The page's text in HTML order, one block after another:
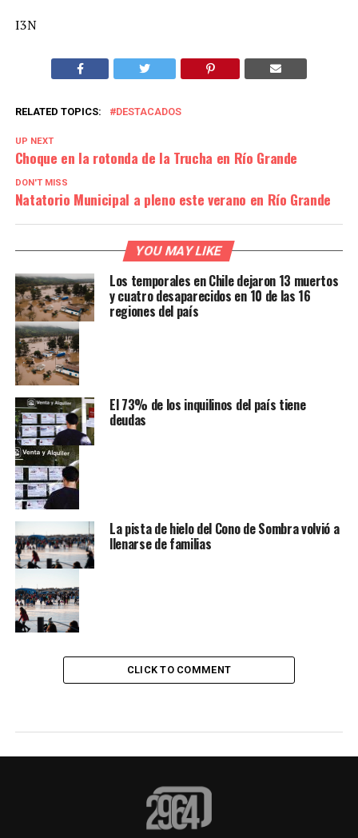
I3N
RELATED TOPICS: DESTACADOS
UP NEXT
Choque en la rotonda de la Trucha en Río Grande
DON'T MISS
Natatorio Municipal a pleno este verano en Río Grande
YOU MAY LIKE
Los temporales en Chile dejaron 13 muertos
y cuatro desaparecidos en 10 de las 16
regiones del país
El 73% de los inquilinos del país tiene
deudas
La pista de hielo del Cono de Sombra volvió a
llenarse de familias
CLICK TO COMMENT